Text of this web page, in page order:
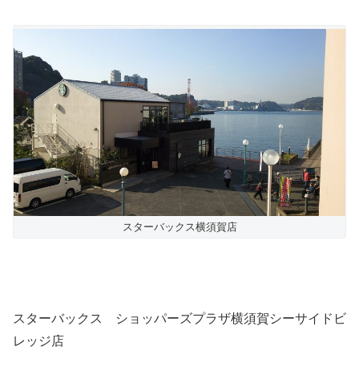
スターバックス横須賀店
スターバックス ショッパーズプラザ横須賀シーサイドビ
レッジ店